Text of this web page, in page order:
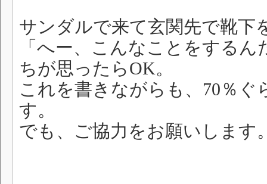
サンダルで来て玄関先で靴下
「へー、こんなことをする
ちが思ったらOK。
これを書きながらも、70％ぐ
す。
でも、ご協力をお願いします